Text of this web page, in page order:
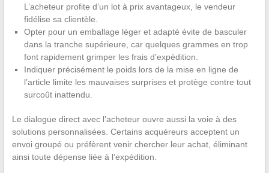
L’acheteur profite d’un lot à prix avantageux, le vendeur
fidélise sa clientèle.
Opter pour un emballage léger et adapté évite de basculer
dans la tranche supérieure, car quelques grammes en trop
font rapidement grimper les frais d’expédition.
Indiquer précisément le poids lors de la mise en ligne de
l’article limite les mauvaises surprises et protège contre tout
surcoût inattendu.
Le dialogue direct avec l’acheteur ouvre aussi la voie à des
solutions personnalisées. Certains acquéreurs acceptent un
envoi groupé ou préfèrent venir chercher leur achat, éliminant
ainsi toute dépense liée à l’expédition.